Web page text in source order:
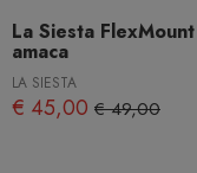
La Siesta
amaca
LA SIESTA
€ 45,00 € 49,00